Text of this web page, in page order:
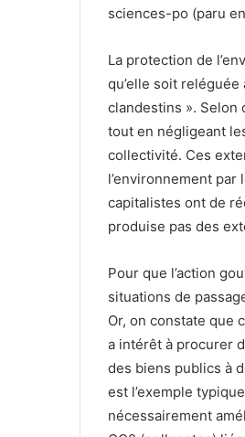
sciences-po (paru
La protection de
qu’elle soit
clandestins ». Selon
tout en négligeant
collectivité. Ces
l’environnement
capitalistes ont de
produise pas des
Pour que l’action
situations de
Or, on constate que
a intérêt à procurer
des biens publics à
est l’exemple
nécessairement